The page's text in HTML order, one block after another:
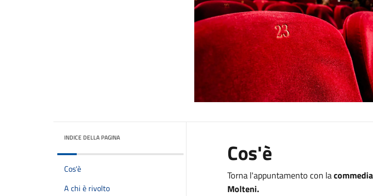
INDICE DELLA PAGINA
Cos'è
A chi è rivolto
Cos'è
Torna l'appuntamento con la
Molteni.